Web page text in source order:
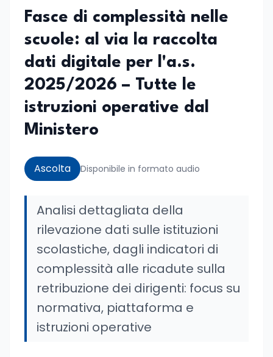
Fasce di complessità nelle
scuole: al via la raccolta
dati digitale per l'a.s.
2025/2026 – Tutte le
istruzioni operative dal
Ministero
Ascolta Disponibile in formato audio
Analisi dettagliata della
rilevazione dati sulle istituzioni
scolastiche, dagli indicatori di
complessità alle ricadute sulla
retribuzione dei dirigenti: focus su
normativa, piattaforma e
istruzioni operative